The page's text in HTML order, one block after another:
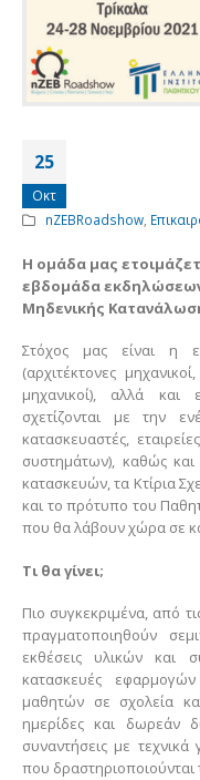
25
Οκτ
nZEBRoadshow,
Η ομάδα μας
εβδομάδα εκδηλώσεων
Μηδενικής
Στόχος μας είναι η
(αρχιτέκτονες
μηχανικοί), αλλά και
σχετίζονται με την
κατασκευαστές,
συστημάτων), καθώς
κατασκευών, τα Κτίρια
και το πρότυπο του
που θα λάβουν χώρα σε
Τι θα γίνει;
Πιο συγκεκριμένα, από
πραγματοποιηθούν
εκθέσεις υλικών και
κατασκευές
μαθητών σε σχολεία
ημερίδες και δωρεάν
συναντήσεις με τεχνικά
που